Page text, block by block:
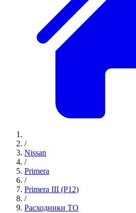
/
Nissan
/
Primera
/
Primera III (P12)
/
Расходники ТО